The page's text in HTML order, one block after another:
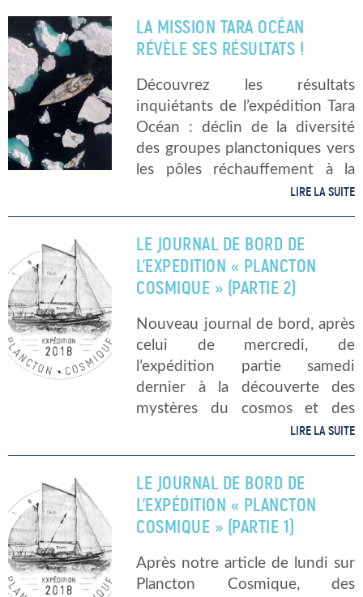
de 16 à 24 ans. Des nouvelles
bactéries ? C’est dans un milieu
[…]
LA MISSION TARA OCÉAN
RÉVÈLE SES RÉSULTATS !
Découvrez les résultats
inquiétants de l’expédition Tara
Océan : déclin de la diversité
des groupes planctoniques vers
les pôles réchauffement à la
surface des océans et
tempérées et polaires
conséquences sur […]
LIRE LA SUITE
LE JOURNAL DE BORD DE
L’EXPEDITION « PLANCTON
COSMIQUE » (PARTIE 2)
Nouveau journal de bord, après
celui de mercredi, de
l’expédition partie samedi
dernier à la découverte des
mystères du cosmos et des
fonds marins… Extrait du
scientifiques à la Fondation
David Suzuki […]
LIRE LA SUITE
LE JOURNAL DE BORD DE
L’EXPÉDITION « PLANCTON
COSMIQUE » (PARTIE 1)
Après notre article de lundi sur
Plancton Cosmique, des